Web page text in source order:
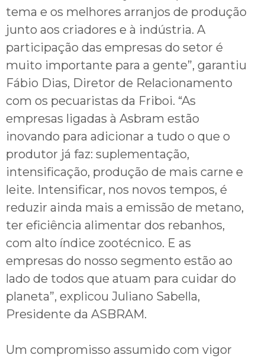
tema e os melhores arranjos de produção
junto aos criadores e à indústria. A
participação das empresas do setor é
muito importante para a gente”, garantiu
Fábio Dias, Diretor de Relacionamento
com os pecuaristas da Friboi. “As
empresas ligadas à Asbram estão
inovando para adicionar a tudo o que o
produtor já faz: suplementação,
intensificação, produção de mais carne e
leite. Intensificar, nos novos tempos, é
reduzir ainda mais a emissão de metano,
ter eficiência alimentar dos rebanhos,
com alto índice zootécnico. E as
empresas do nosso segmento estão ao
lado de todos que atuam para cuidar do
planeta”, explicou Juliano Sabella,
Presidente da ASBRAM.
Um compromisso assumido com vigor